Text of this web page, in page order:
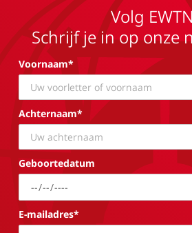
Volg
Schrijf je in op onze
Voornaam*
Achternaam*
Geboortedatum
E-mailadres*